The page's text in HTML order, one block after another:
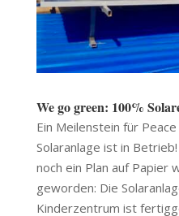
We go green: 100%
Ein Meilenstein für
Solaranlage ist in
noch ein Plan auf Papier
geworden: Die
Kinderzentrum ist